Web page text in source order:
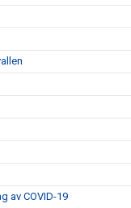
av COVID-19